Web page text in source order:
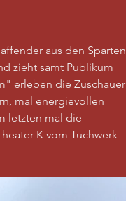
aus den Sparten
zieht samt Publikum
erleben die Zuschauer
mal energievollen
letzten mal die
K vom Tuchwerk